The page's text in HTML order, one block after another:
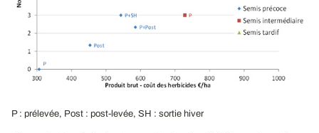
P : prélevée, Post : post-levée, SH : sortie hiver